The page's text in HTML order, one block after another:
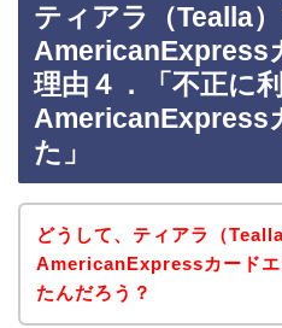
ティアラ（Tealla
AmericanExpress
理由４．「不正に
AmericanExpress
た」
どうして、ティアラ（
AmericanExpressカードエ
たんだろう？